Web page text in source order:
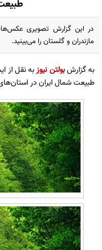
در این گزارش تصویری
مازندران و گلستان را می‌بینید.
به گزارشبولتن نیوزبه نقل از
طبیعت شمال ایران در